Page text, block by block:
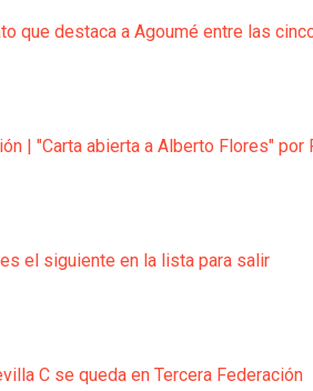
que destaca a Agoumé entre las
| "Carta abierta a Alberto Flores" por
el siguiente en la lista para salir
C se queda en Tercera Federación